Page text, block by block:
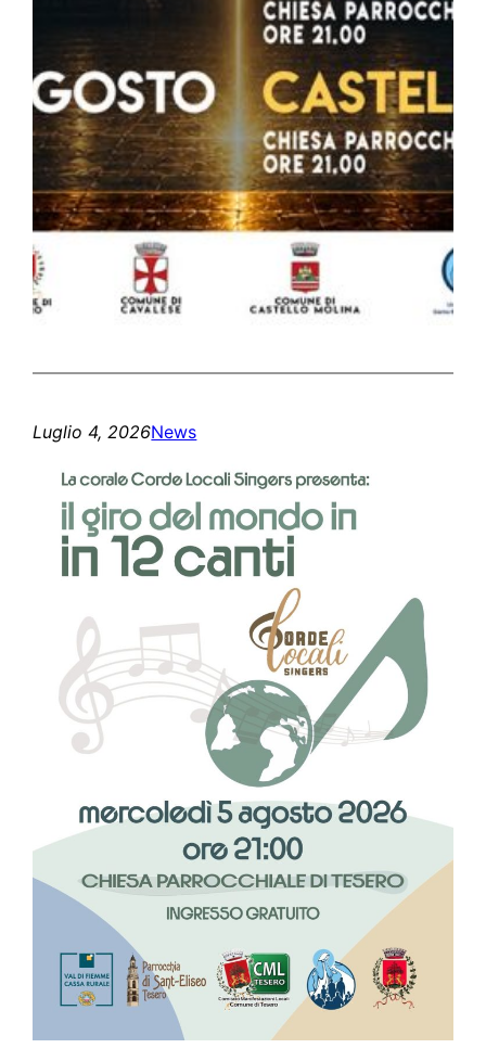
Luglio 4, 2026News